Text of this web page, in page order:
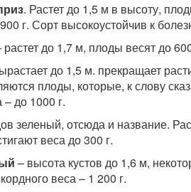
. Растет до 1,5 м в высоту,
г. Сорт высокоустойчив к
растет до 1,7 м, плоды весят до
до 1,5 м. прекращает
плоды, которые, к слову
– до 1000 г.
зеленый, отсюда и название.
веса до 300 г.
– высота кустов до 1,6 м,
веса – 1 200 г.